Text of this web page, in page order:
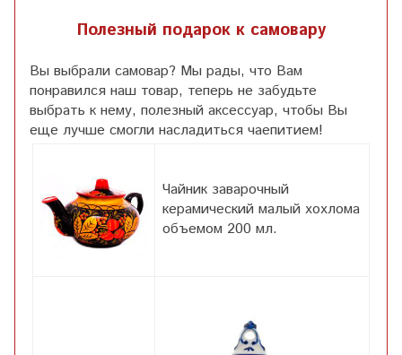
Полезный подарок к самовару
Вы выбрали самовар? Мы рады, что Вам
понравился наш товар, теперь не забудьте
выбрать к нему, полезный аксессуар, чтобы Вы
еще лучше смогли насладиться чаепитием!
Чайник заварочный
керамический малый хохлома
объемом 200 мл.